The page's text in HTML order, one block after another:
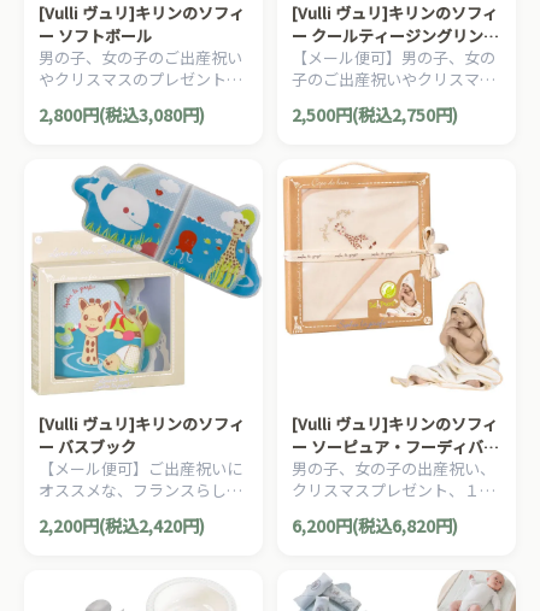
[Vulli ヴュリ]キリンのソフィ
ー ソフトボール
男の子、女の子のご出産祝い
やクリスマスのプレゼント、
1歳の誕生日プレゼントにオ
ススメな、フランスらしいデ
レクションシリーズです。
2,800円(税込3,080円)
[Vulli ヴュリ]キリンのソフィ
ー クールティージングリング
歯固め
【メール便可】男の子、女の
子のご出産祝いやクリスマス
のプレゼント、1歳の誕生日
プレゼントにオススメな、フ
ンのソフィーコレクションシ
リーズです。
2,500円(税込2,750円)
[Vulli ヴュリ]キリンのソフィ
ー バスブック
【メール便可】ご出産祝いに
オススメな、フランスらしい
デザインのキリンのソフィー
コレクションシリーズです。
2,200円(税込2,420円)
[Vulli ヴュリ]キリンのソフィ
ー ソーピュア・フーディバス
タオル
男の子、女の子の出産祝い、
クリスマスプレゼント、１歳
の誕生日にオススメ、赤ちゃ
んにも地球にも優しいキリン
ーズです。
6,200円(税込6,820円)